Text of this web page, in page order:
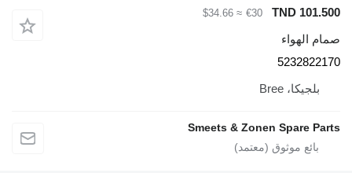
TND 101.500
€30
≈ $34.66
صمام الهواء
5232822170
بلجيكا، Bree
Smeets & Zonen Spare Parts